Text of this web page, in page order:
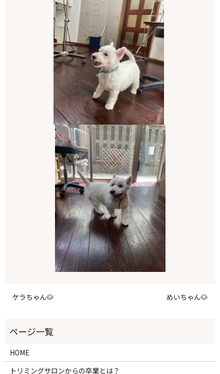
ケラちゃん🐶 めいちゃん🐶
HOME
トリミングサロンからの卒業とは？